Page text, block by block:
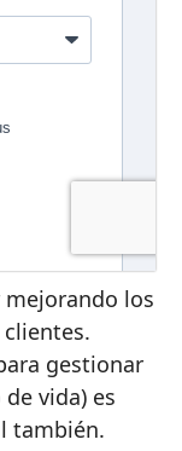
mejorando los
gestionar
vida) es
también.